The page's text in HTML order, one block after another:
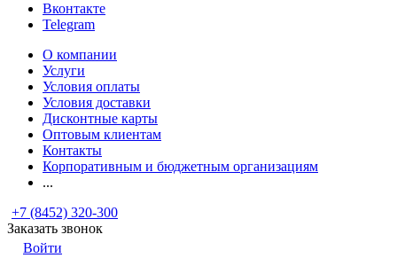
Вконтакте
Telegram
О компании
Услуги
Условия оплаты
Условия доставки
Дисконтные карты
Оптовым клиентам
Контакты
Корпоративным и бюджетным организациям
...
+7 (8452) 320-300
Заказать звонок
Войти